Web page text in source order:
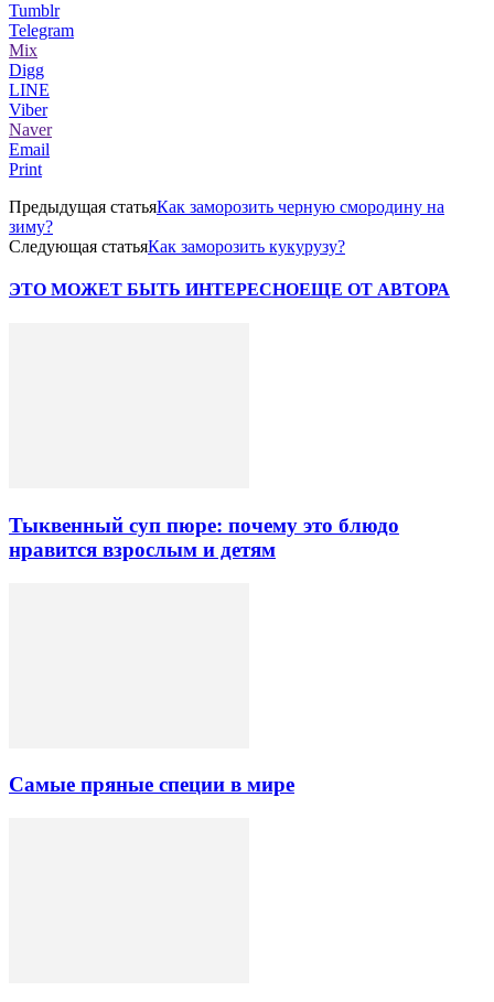
Tumblr
Telegram
Mix
Digg
LINE
Viber
Naver
Email
Print
Предыдущая статьяКак заморозить черную смородину на
зиму?
Следующая статьяКак заморозить кукурузу?
ЭТО МОЖЕТ БЫТЬ ИНТЕРЕСНОЕЩЕ ОТ АВТОРА
Тыквенный суп пюре: почему это блюдо
нравится взрослым и детям
Самые пряные специи в мире